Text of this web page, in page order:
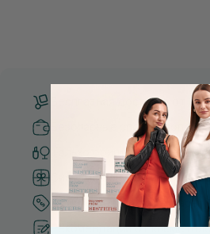
Бесплатная доставка от
Безопасные способы оплаты
Только оригинальная
Система бонусов и
Лучшие цены и топ товары
Рекомендации от